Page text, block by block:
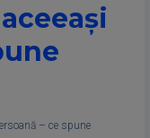
– ce spune